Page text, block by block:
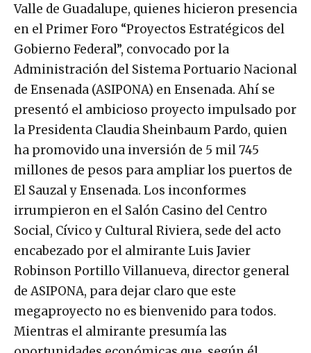
Valle de Guadalupe, quienes hicieron presencia
en el Primer Foro “Proyectos Estratégicos del
Gobierno Federal”, convocado por la
Administración del Sistema Portuario Nacional
de Ensenada (ASIPONA) en Ensenada. Ahí se
presentó el ambicioso proyecto impulsado por
la Presidenta Claudia Sheinbaum Pardo, quien
ha promovido una inversión de 5 mil 745
millones de pesos para ampliar los puertos de
El Sauzal y Ensenada. Los inconformes
irrumpieron en el Salón Casino del Centro
Social, Cívico y Cultural Riviera, sede del acto
encabezado por el almirante Luis Javier
Robinson Portillo Villanueva, director general
de ASIPONA, para dejar claro que este
megaproyecto no es bienvenido para todos.
Mientras el almirante presumía las